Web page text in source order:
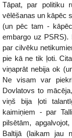
Tāpat, par politiku
vēlēšanas un kāpēc
(un pēc tam -
embargo uz
par cilvēku
pie kā ne tik ļoti.
viņaprāt nebija ok
Ne visam var
Dovlatovs to
viņš bija ļoti
kaimiņiem - par
pilsētām,
Baltijā (laikam jau